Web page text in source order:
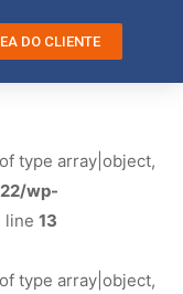
DO CLIENTE
type array|object,
wp-
line 13
type array|object,